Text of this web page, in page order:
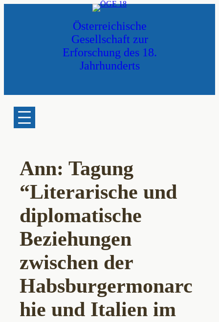
Österreichische
Gesellschaft zur
Erforschung des 18.
Jahrhunderts
Ann: Tagung
“Literarische und
diplomatische
Beziehungen
zwischen der
Habsburgermonarc
hie und Italien im